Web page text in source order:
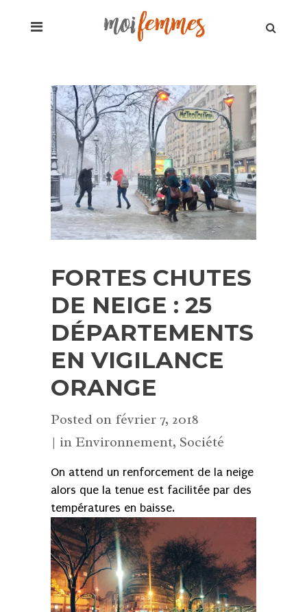
FORTES CHUTES
DE NEIGE : 25
DÉPARTEMENTS
EN VIGILANCE
ORANGE
Posted on février 7, 2018
in Environnement, Société
On attend un renforcement de la neige
alors que la tenue est facilitée par des
températures en baisse.